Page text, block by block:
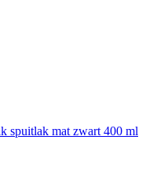
spuitlak mat zwart 400 ml